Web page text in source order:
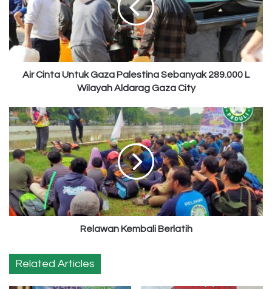
Palestina
Sebanyak
289.000
L
Wilayah
Aldarag
Air Cinta Untuk Gaza Palestina Sebanyak 289.000 L
Wilayah Aldarag Gaza City
Relawan
Kembali
Berlatih
Relawan Kembali Berlatih
Related Articles